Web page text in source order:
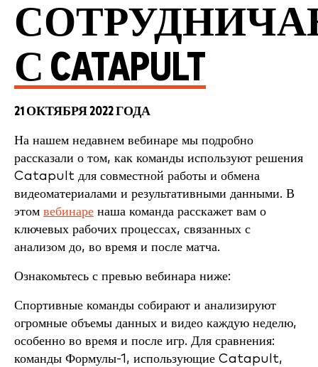
С CATAPULT
21 ОКТЯБРЯ 2022 ГОДА
На нашем недавнем вебинаре мы подробно
рассказали о том, как команды используют решения
Catapult для совместной работы и обмена
видеоматериалами и результативными данными. В
этом вебинаре наша команда расскажет вам о
ключевых рабочих процессах, связанных с
анализом до, во время и после матча.
Ознакомьтесь с превью вебинара ниже:
Спортивные команды собирают и анализируют
огромные объемы данных и видео каждую неделю,
особенно во время и после игр. Для сравнения:
команды Формулы-1, использующие Catapult,